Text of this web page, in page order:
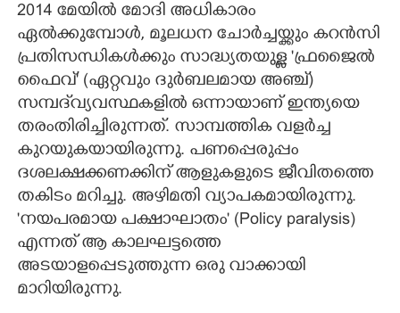
2014 മേയിൽ മോദി അധികാരം
ഏൽക്കുമ്പോൾ, മൂലധന ചോർച്ചയ്ക്കും കറൻസി
പ്രതിസന്ധികൾക്കും സാദ്ധ്യതയുള്ള 'ഫ്രജൈൽ
ഫൈവ്' (ഏറ്റവും ദുർബലമായ അഞ്ച്)
സമ്പദ്‌വ്യവസ്ഥകളിൽ ഒന്നായാണ് ഇന്ത്യയെ
തരംതിരിച്ചിരുന്നത്. സാമ്പത്തിക വളർച്ച
കുറയുകയായിരുന്നു. പണപ്പെരുപ്പം
ദശലക്ഷക്കണക്കിന് ആളുകളുടെ ജീവിതത്തെ
തകിടം മറിച്ചു. അഴിമതി വ്യാപകമായിരുന്നു.
'നയപരമായ പക്ഷാഘാതം' (Policy paralysis)
എന്നത് ആ കാലഘട്ടത്തെ
അടയാളപ്പെടുത്തുന്ന ഒരു വാക്കായി
മാറിയിരുന്നു.